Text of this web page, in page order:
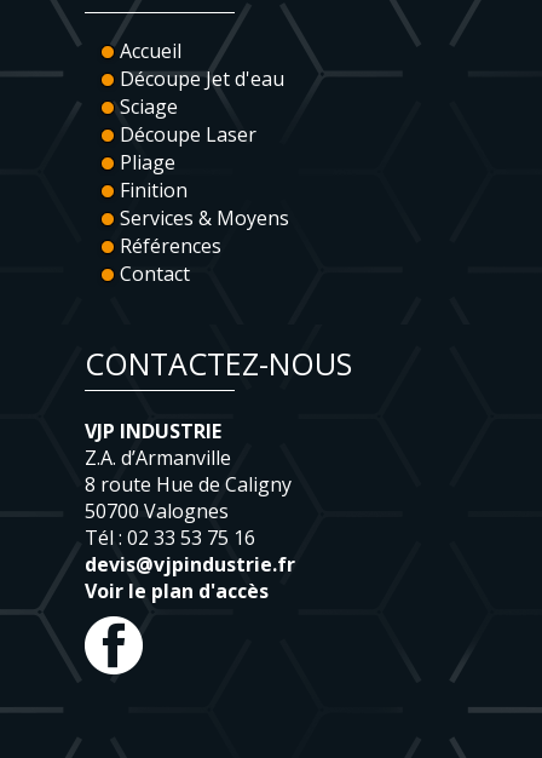
Accueil
Découpe Jet d'eau
Sciage
Découpe Laser
Pliage
Finition
Services & Moyens
Références
Contact
CONTACTEZ-NOUS
VJP INDUSTRIE
Z.A. d’Armanville
8 route Hue de Caligny
50700 Valognes
Tél : 02 33 53 75 16
devis@vjpindustrie.fr
Voir le plan d'accès